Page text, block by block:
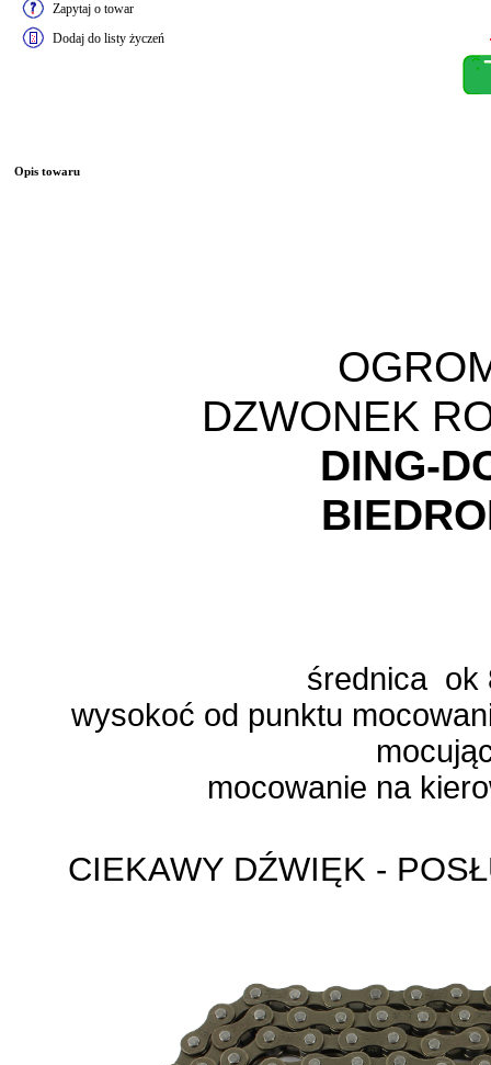
Zapytaj o towar
Dodaj do listy życzeń
Opis towaru
DZWONEK
DING-
średnica ok
wysokoć od punktu
mocowanie na
CIEKAWY DŹWIĘK -